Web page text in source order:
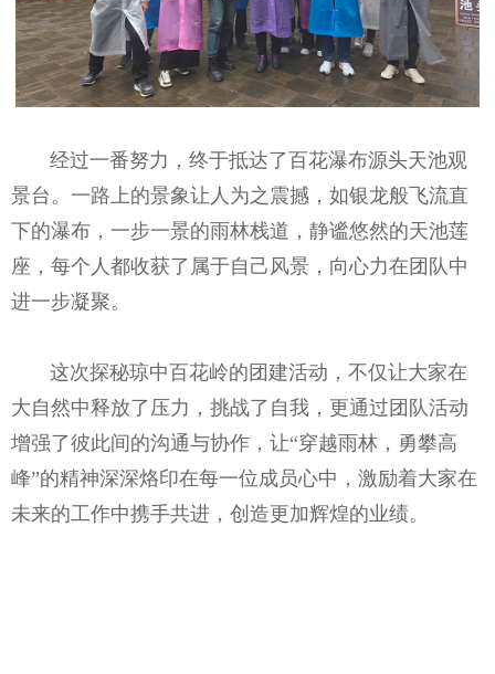
经过一番努力，终于抵达了百花瀑布源头天池观
景台。一路上的景象让人为之震撼，如银龙般飞流直
下的瀑布，一步一景的雨林栈道，静谧悠然的天池莲
座，每个人都收获了属于自己风景，向心力在团队中
进一步凝聚。
这次探秘琼中百花岭的团建活动，不仅让大家在
大自然中释放了压力，挑战了自我，更通过团队活动
增强了彼此间的沟通与协作，让“穿越雨林，勇攀高
峰”的精神深深烙印在每一位成员心中，激励着大家在
未来的工作中携手共进，创造更加辉煌的业绩。